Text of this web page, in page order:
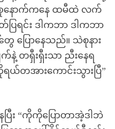
စုနောက်ကနေ ထမီထဲ လက်
ရင်း ဒါကဘာ ဒါကဘာ
ပြောနေသည်။ သဲစုနား
နဲ့ တရှီးရှီးသာ ညီးနေရ
တအားကောင်းသွားပြီ”
း “ကိုကိုပြောတာအဲ့ဒါဘဲ